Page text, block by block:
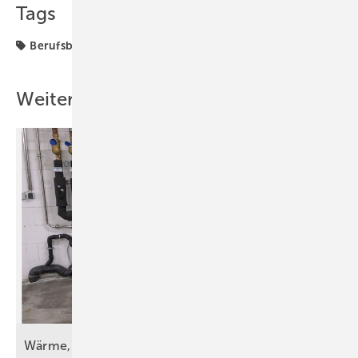
Tags
Berufsbildung
Weitere Inhalte
Wärme, Kälte, Wasser und Strom – vorsätzlich